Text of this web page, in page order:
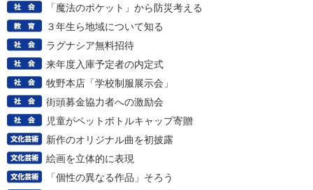
「魔法のポケット」から防災考える
３年生ら地域について知る
ラグナシア無料招待
来年度入庫予定者の内定式
牧野本店「学校制服展示会」
街頭募金協力者への激励会
児童がペットボトルキャップ寄贈
新作のオリジナル曲を初披露
絵画を立体的に表現
「個性の異なる作品」そろう